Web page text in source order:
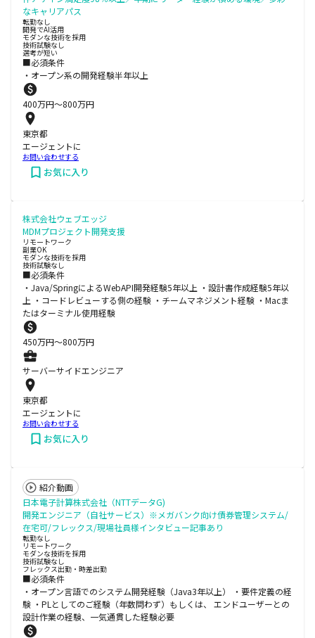
なキャリアパス
転勤なし
開発でAI活用
モダンな技術を採用
技術試験なし
選考が短い
■必須条件
・オープン系の開発経験半年以上
400万円〜800万円
東京都
エージェントに
お問い合わせする
お気に入り
株式会社ウェブエッジ
MDMプロジェクト開発支援
リモートワーク
副業OK
モダンな技術を採用
技術試験なし
■必須条件
・Java/SpringによるWebAPI開発経験5年以上 ・設計書作成経験5年以
上 ・コードレビューする側の経験 ・チームマネジメント経験 ・Macま
たはターミナル使用経験
450万円〜800万円
サーバーサイドエンジニア
東京都
エージェントに
お問い合わせする
お気に入り
紹介動画
日本電子計算株式会社（NTTデータG)
開発エンジニア（自社サービス）※メガバンク向け債券管理システム/
在宅可/フレックス/現場社員様インタビュー記事あり
転勤なし
リモートワーク
モダンな技術を採用
技術試験なし
フレックス出勤・時差出勤
■必須条件
・オープン言語でのシステム開発経験（Java3年以上） ・要件定義の経
験 ・PLとしてのご経験（年数問わず）もしくは、 エンドユーザーとの
設計作業の経験、一気通貫した経験必要